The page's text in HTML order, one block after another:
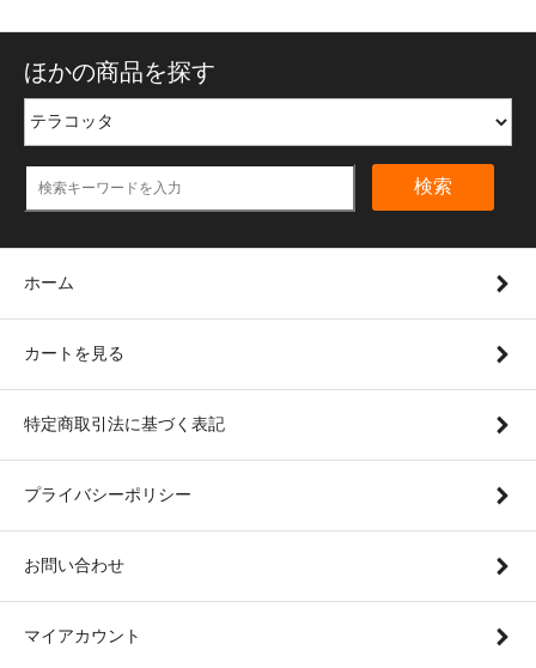
ほかの商品を探す
検索
ホーム
カートを見る
特定商取引法に基づく表記
プライバシーポリシー
お問い合わせ
マイアカウント